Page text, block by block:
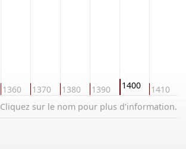
1360 1370 1380 1390 1400 1410
Cliquez sur le nom pour plus d'information.